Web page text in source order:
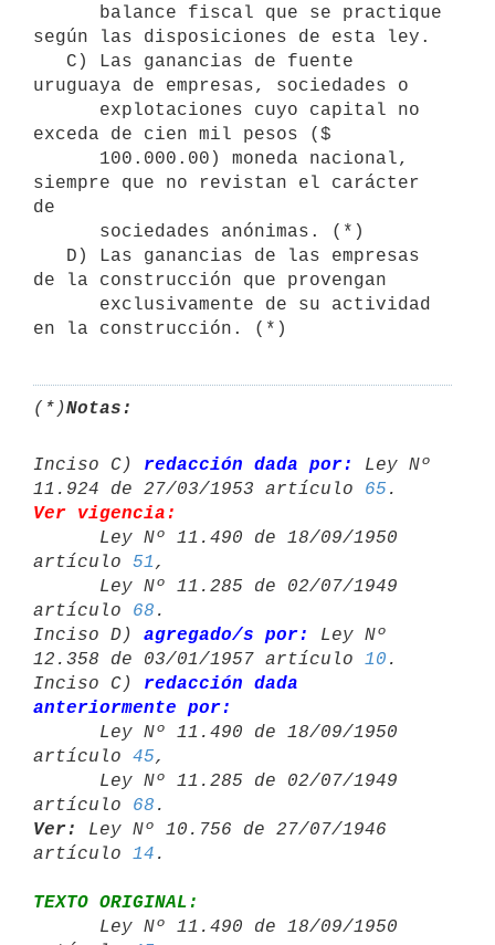
según las disposiciones de esta ley.
uruguaya de empresas, sociedades o
exceda de cien mil pesos ($
siempre que no revistan el carácter
de
de la construcción que provengan
(*)Notas:
Inciso C) redacción dada por:
Ley Nº
11.924 de 27/03/1953 artículo 65
Ver vigencia:
artículo 51 ,
artículo 68 .
Inciso D) agregado/s por:
Ley Nº
12.358 de 03/01/1957 artículo 10 .
Inciso C) redacción dada
anteriormente por:
artículo 45,
artículo 68
Ver:
Ley Nº 10.756 de 27/07/1946
artículo 14
TEXTO ORIGINAL: